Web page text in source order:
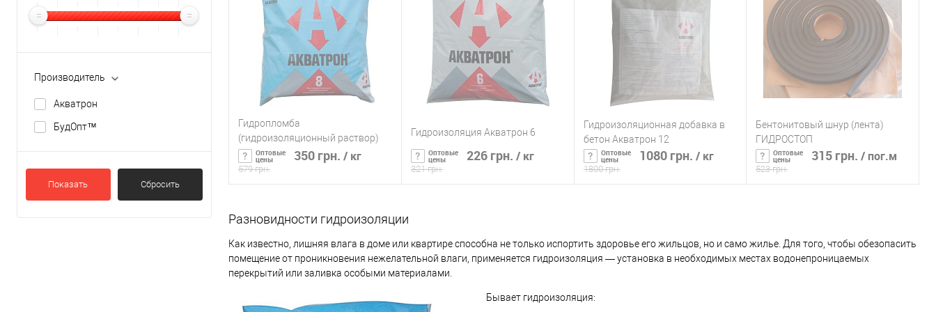
окрасочная — напыляемое покрытие не более 0,2 см толщиной из многих слоев лака, краски, резины или других материалов;
штукатурная — многослойное покрытие из акриловой мастики, толщиной до 20 мм;
оклеечная — состоит из трех-пяти слоев рулонной изоляции, которые сверху закрываются стяжками;
наплавляемая — похожа на оклеечную, представляет собой материалы в рулонах, которые крепятся при нагревании к фундаменту или стенам;
литая — производится заливкой горячей мастики горизонтально под плитку, несколькими слоями по 2-2,5 см, или вертикально, за опалубку или стену; один из самых дорогих видов гидроизоляции;
Производитель
Акватрон
БудОпт™
Показать Сбросить
Гидропломба
(гидроизоляционный раствор)
Акватрон 8
Оптовые
цены 350 грн. / кг
579 грн.
Купить в 1 клик
К сравнению
В избранное
Нет в
наличии
Гидроизоляция Акватрон 6
Оптовые
цены 226 грн. / кг
321 грн.
Купить в 1 клик
К сравнению
В избранное
Нет в
Гидроизоляционная добавка в
бетон Акватрон 12
Оптовые
цены 1080 грн. / кг
1800 грн.
Купить в 1 клик
К сравнению
В избранное
Нет в
Бентонитовый шнур (лента)
ГИДРОСТОП
Оптовые
цены 315 грн./ пог.м
523 грн.
Купить в 1 клик
К сравнению
В избранное
Нет в
Разновидности гидроизоляции
Как известно, лишняя влага в доме или квартире способна не только испортить здоровье его жильцов, но и само жилье. Для того, чтобы обезопасить
помещение от проникновения нежелательной влаги, применяется гидроизоляция — установка в необходимых местах водонепроницаемых
перекрытий или заливка особыми материалами.
Бывает гидроизоляция: